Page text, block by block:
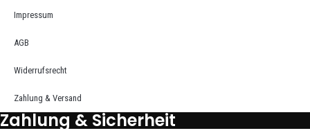
Impressum
AGB
Widerrufsrecht
Zahlung & Versand
Zahlung & Sicherheit